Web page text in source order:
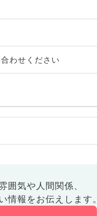
わせください
囲気や人間関係、
情報をお伝えします。